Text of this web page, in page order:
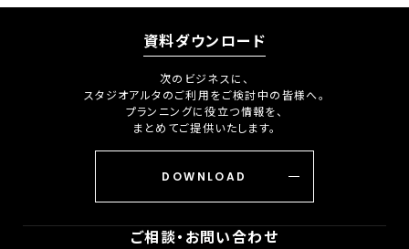
資料ダウンロード
次のビジネスに、
スタジオアルタのご利用をご検討中の皆様へ。
プランニングに役立つ情報を、
まとめてご提供いたします。
DOWNLOAD
ご相談・お問い合わせ